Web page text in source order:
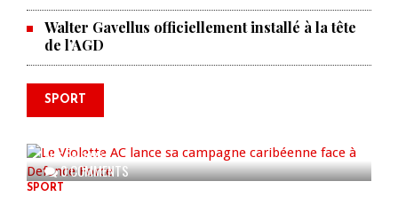
Walter Gavellus officiellement installé à la tête
de l’AGD
SPORT
0 COMMENTS
Le Violette AC lance sa campagne
AUG 04, 2026
SPORT